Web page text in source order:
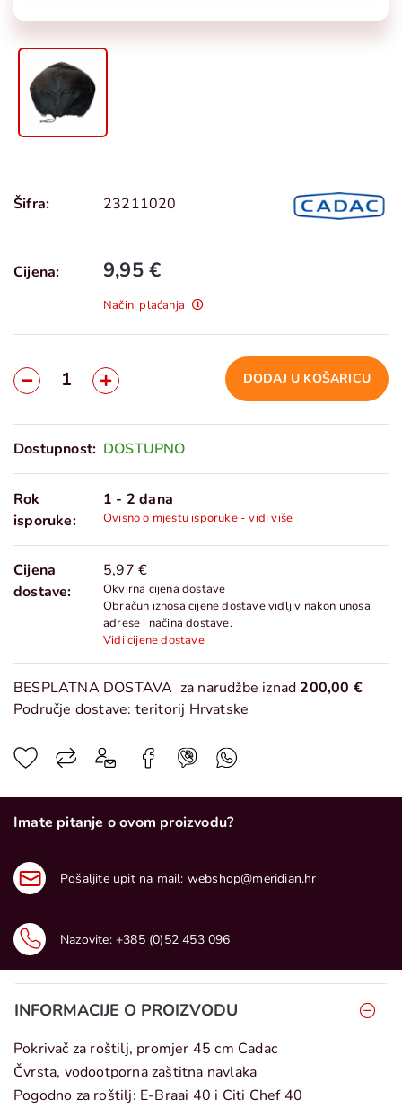
Šifra: 23211020
Cijena: 9,95 €
Načini plaćanja
DODAJ U KOŠARICU
Dostupnost: DOSTUPNO
Rok
isporuke:
1 - 2 dana
Ovisno o mjestu isporuke - vidi više
Cijena
dostave:
5,97 €
Okvirna cijena dostave
Obračun iznosa cijene dostave vidljiv nakon unosa
adrese i načina dostave.
Vidi cijene dostave
BESPLATNA DOSTAVA za narudžbe iznad 200,00 €
Područje dostave: teritorij Hrvatske
Imate pitanje o ovom proizvodu?
Pošaljite upit na mail: webshop@meridian.hr
Nazovite: +385 (0)52 453 096
INFORMACIJE O PROIZVODU
Pokrivač za roštilj, promjer 45 cm Cadac
Čvrsta, vodootporna zaštitna navlaka
Pogodno za roštilj: E-Braai 40 i Citi Chef 40